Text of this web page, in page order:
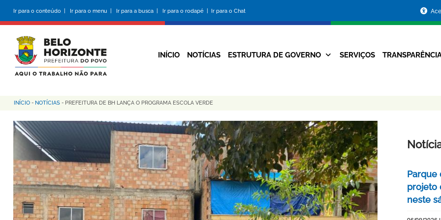
conteúdo
principal
Ir para o conteúdo | Ir para o menu | Ir para a busca | Ir para o rodapé | Ir para o Chat
da
Prefeitura
Navegação
INÍCIO NOTÍCIAS ESTRUTURA DE GOVERNO SERVIÇOS
Trilha
de
navegação
INÍCIO - NOTÍCIAS - PREFEITURA DE BH LANÇA O PROGRAMA ESCOLA VERDE
Parque
projeto
neste